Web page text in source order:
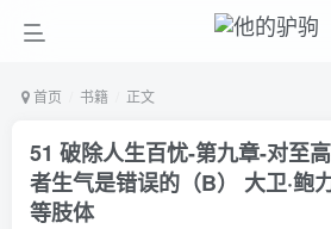
首页 书籍 正文
51 破除人生百忧-第九章-对至
者生气是错误的（B） 大卫·鲍
等肢体